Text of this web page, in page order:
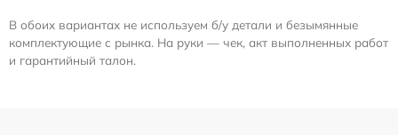
В обоих вариантах не используем б/у детали и безымянные
комплектующие с рынка. На руки — чек, акт выполненных работ
и гарантийный талон.